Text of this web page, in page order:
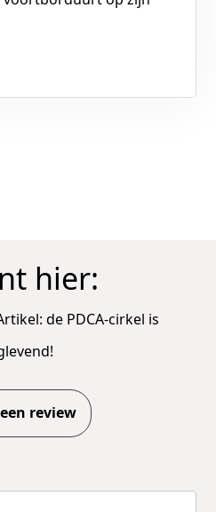
hier:
de PDCA-cirkel is
een review